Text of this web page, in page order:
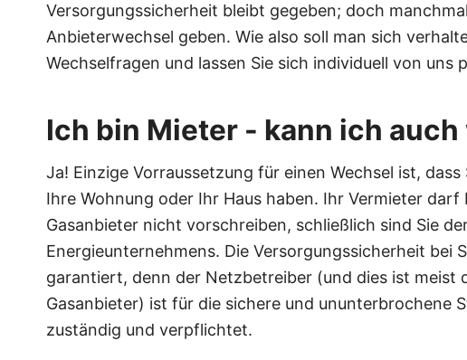
Versorgungssicherheit bleibt gegeben; doch
Anbieterwechsel geben. Wie also soll man sich
Wechselfragen und lassen Sie sich individuell von uns
Ich bin Mieter - kann ich
Ja! Einzige Vorraussetzung für einen Wechsel ist,
Ihre Wohnung oder Ihr Haus haben. Ihr Vermieter
Gasanbieter nicht vorschreiben, schließlich sind Sie
Energieunternehmens. Die Versorgungssicherheit bei
garantiert, denn der Netzbetreiber (und dies ist meist
Gasanbieter) ist für die sichere und ununterbrochene
zuständig und verpflichtet.